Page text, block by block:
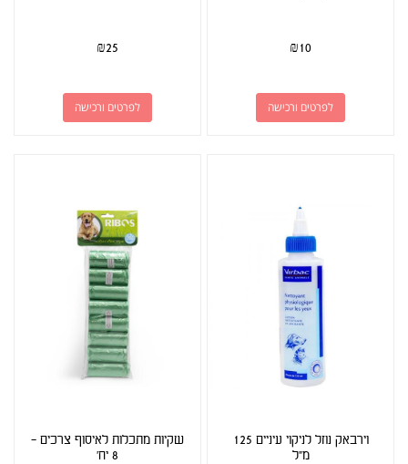
₪10
לפרטים ורכישה
₪25
לפרטים ורכישה
וירבאק נוזל לניקוי עיניים 125
מ"ל
שקיות מתכלות לאיסוף צרכים -
8 יח'